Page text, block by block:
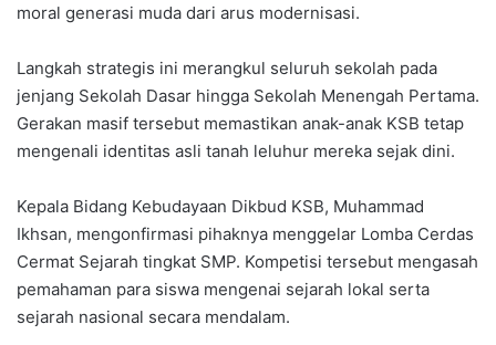
moral generasi muda dari arus modernisasi.
Langkah strategis ini merangkul seluruh sekolah pada
jenjang Sekolah Dasar hingga Sekolah Menengah Pertama.
Gerakan masif tersebut memastikan anak-anak KSB tetap
mengenali identitas asli tanah leluhur mereka sejak dini.
Kepala Bidang Kebudayaan Dikbud KSB, Muhammad
Ikhsan, mengonfirmasi pihaknya menggelar Lomba Cerdas
Cermat Sejarah tingkat SMP. Kompetisi tersebut mengasah
pemahaman para siswa mengenai sejarah lokal serta
sejarah nasional secara mendalam.